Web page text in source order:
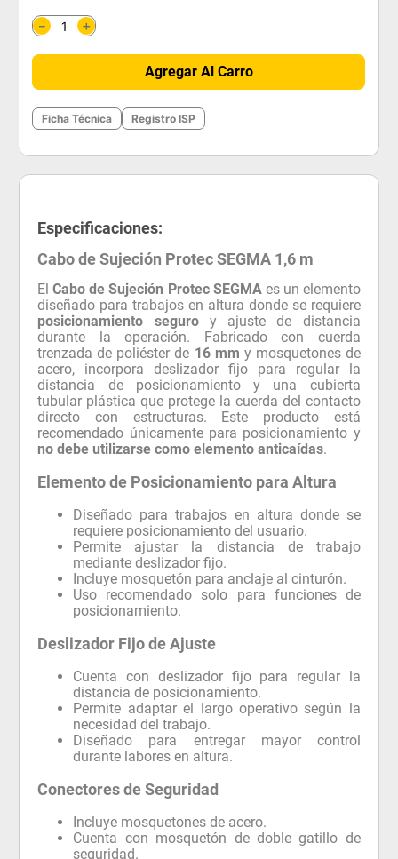
＋
－
Agregar Al Carro
Ficha Técnica Registro ISP
Especificaciones:
Cabo de Sujeción Protec SEGMA 1,6 m
ElCabo de Sujeción Protec SEGMAes un elemento
diseñado para trabajos en altura donde se requiere
posicionamiento seguroy ajuste de distancia
durante la operación. Fabricado con cuerda
trenzada de poliéster de 16 mm y mosquetones de
acero, incorpora deslizador fijo para regular la
distancia de posicionamiento y una cubierta
tubular plástica que protege la cuerda del contacto
directo con estructuras. Este producto está
recomendado únicamente para posicionamiento y
no debe utilizarse como elemento anticaídas.
Elemento de Posicionamiento para Altura
Diseñado para trabajos en altura donde se
requiere posicionamiento del usuario.
Permite ajustar la distancia de trabajo
mediante deslizador fijo.
Incluye mosquetón para anclaje al cinturón.
Uso recomendado solo para funciones de
posicionamiento.
Deslizador Fijo de Ajuste
Cuenta con deslizador fijo para regular la
distancia de posicionamiento.
Permite adaptar el largo operativo según la
necesidad del trabajo.
Diseñado para entregar mayor control
durante labores en altura.
Conectores de Seguridad
Incluye mosquetones de acero.
Cuenta con mosquetón de doble gatillo de
seguridad.